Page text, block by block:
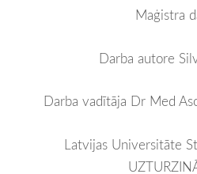
Maģistra
Darba autore
Darba vadītāja Dr Med
Latvijas Universitāte